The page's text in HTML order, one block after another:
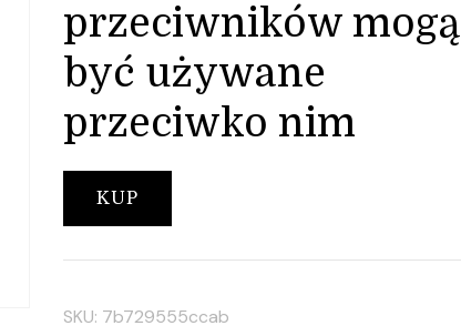
przeciwników mogą
być używane
przeciwko nim
KUP
SKU: 7b729555ccab